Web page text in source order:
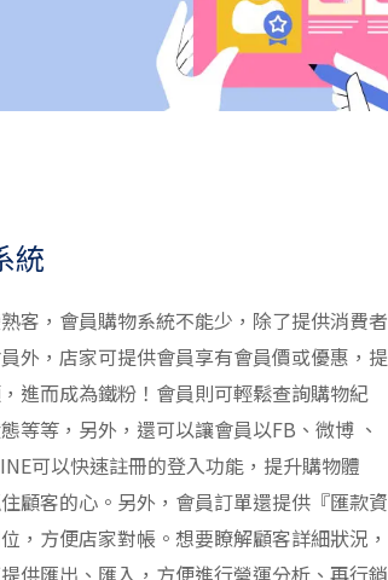
統
客，會員購物系統不能少，除了提供消費者
外，店家可提供會員享有會員價或優惠，提
進而成為鐵粉！會員則可輕鬆查詢購物紀
等等，另外，還可以讓會員以FB、微博 、
可以快速註冊的登入功能，提升購物體
顧客的心。另外，會員訂單還提供『匯款資
，方便店家對帳。想要瞭解顧客詳細狀況，
供匯出、匯入，方便進行營運分析、再行銷